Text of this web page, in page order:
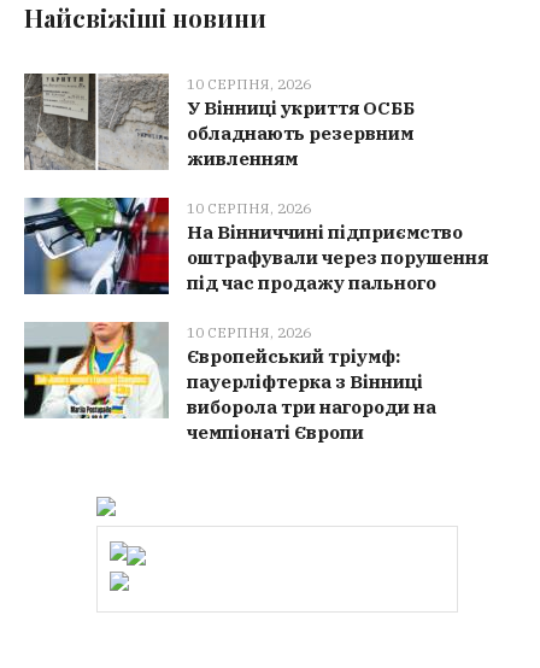
Найсвіжіші новини
10 СЕРПНЯ, 2026
У Вінниці укриття ОСББ
обладнають резервним
живленням
10 СЕРПНЯ, 2026
На Вінниччині підприємство
оштрафували через порушення
під час продажу пального
10 СЕРПНЯ, 2026
Європейський тріумф:
пауерліфтерка з Вінниці
виборола три нагороди на
чемпіонаті Європи